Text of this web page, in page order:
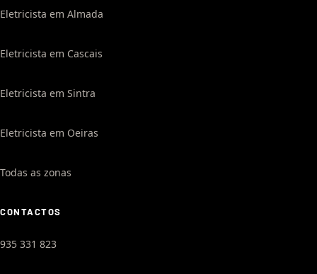
Eletricista em Almada
Eletricista em Cascais
Eletricista em Sintra
Eletricista em Oeiras
Todas as zonas
CONTACTOS
935 331 823